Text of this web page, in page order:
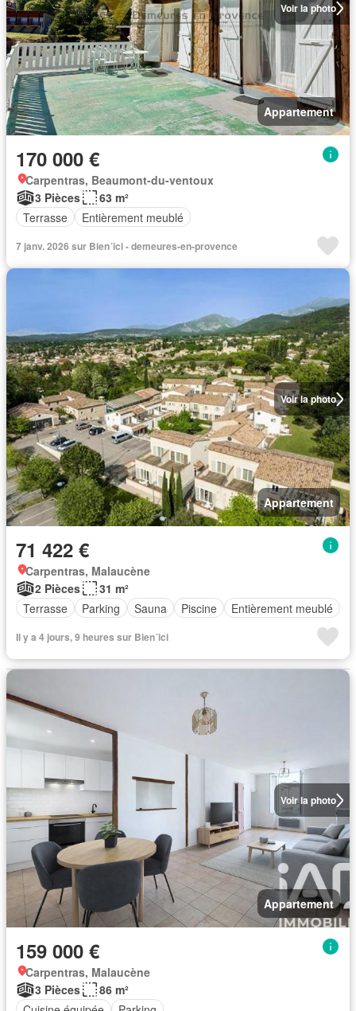
Voir la photo
Appartement
170 000 €
Carpentras, Beaumont-du-ventoux
3 Pièces
63 m²
Terrasse
Entièrement meublé
7 janv. 2026 sur Bien´ici - demeures-en-provence
Voir la photo
Appartement
71 422 €
Carpentras, Malaucène
2 Pièces
31 m²
Terrasse
Parking Sauna Piscine Entièrement meublé
Il y a 4 jours, 9 heures sur Bien´ici
Voir la photo
Appartement
159 000 €
Carpentras, Malaucène
3 Pièces
86 m²